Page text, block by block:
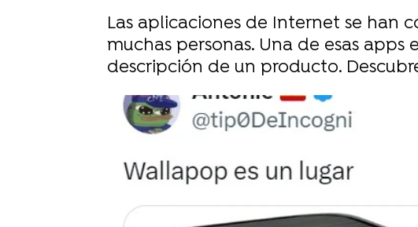
Las aplicaciones de Internet se han
muchas personas. Una de esas
descripción de un producto.
Un profesor de 1º de la ESO hace este